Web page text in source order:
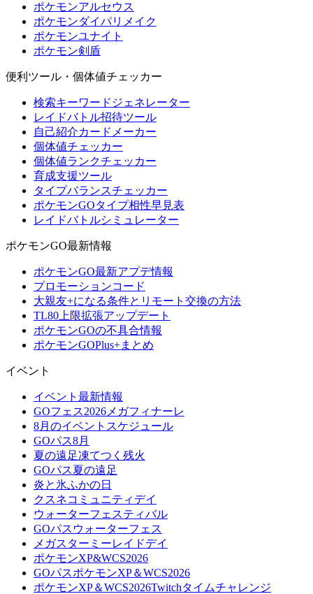
ポケモンアルセウス
ポケモンダイパリメイク
ポケモンユナイト
ポケモン剣盾
便利ツール・個体値チェッカー
検索キーワードジェネレーター
レイドバトル招待ツール
自己紹介カードメーカー
個体値チェッカー
個体値ランクチェッカー
育成支援ツール
タイプバランスチェッカー
ポケモンGOタイプ相性早見表
レイドバトルシミュレーター
ポケモンGO最新情報
ポケモンGO最新アプデ情報
プロモーションコード
大親友+になる条件とリモート交換の方法
TL80上限拡張アップデート
ポケモンGOの不具合情報
ポケモンGOPlus+まとめ
イベント
イベント最新情報
GOフェス2026メガフィナーレ
8月のイベントスケジュール
GOパス8月
夏の遠足凍てつく残火
GOパス夏の遠足
炎と氷ふかの日
クスネコミュニティデイ
ウォーターフェスティバル
GOパスウォーターフェス
メガスターミーレイドデイ
ポケモンXP&WCS2026
GOパスポケモンXP＆WCS2026
ポケモンXP＆WCS2026Twitchタイムチャレンジ